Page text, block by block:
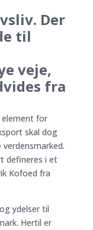
Der
til
veje,
fra
for
skal dog
defineres i et
Kofoed fra
ydelser til
Hertil er